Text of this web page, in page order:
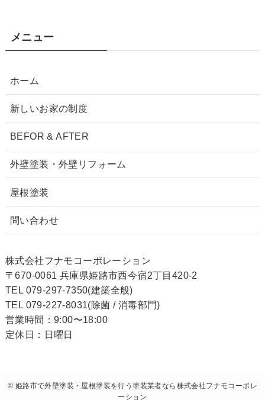
メニュー
ホーム
新しいお家の制度
BEFOR & AFTER
外壁塗装・外壁リフォーム
屋根塗装
問い合わせ
株式会社フナモコーポレーション
〒670-0061 兵庫県姫路市西今宿2丁目420-2
TEL 079-297-7350(建築全般)
TEL 079-227-8031(除菌 / 消毒部門)
営業時間：9:00〜18:00
定休日：日曜日
© 姫路市で外壁塗装・屋根塗装を行う塗装業者なら株式会社フナモコーポレ
ーション